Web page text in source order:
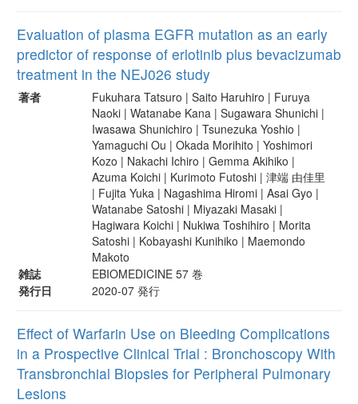
Evaluation of plasma EGFR mutation as an early
predictor of response of erlotinib plus bevacizumab
treatment in the NEJ026 study
著者
Fukuhara Tatsuro | Saito Haruhiro | Furuya
Naoki | Watanabe Kana | Sugawara Shunichi |
Iwasawa Shunichiro | Tsunezuka Yoshio |
Yamaguchi Ou | Okada Morihito | Yoshimori
Kozo | Nakachi Ichiro | Gemma Akihiko |
Azuma Koichi | Kurimoto Futoshi | 津端 由佳里
| Fujita Yuka | Nagashima Hiromi | Asai Gyo |
Watanabe Satoshi | Miyazaki Masaki |
Hagiwara Koichi | Nukiwa Toshihiro | Morita
Satoshi | Kobayashi Kunihiko | Maemondo
Makoto
雑誌
EBIOMEDICINE 57 巻
発行日
2020-07 発行
Effect of Warfarin Use on Bleeding Complications
in a Prospective Clinical Trial : Bronchoscopy With
Transbronchial Biopsies for Peripheral Pulmonary
Lesions